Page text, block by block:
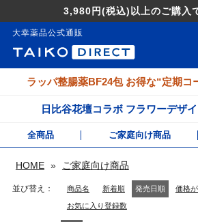
3,980円(税込) 以上のご購入
大幸薬品公式通販
ラッパ整腸薬BF24包 お得な“定期コ
日比谷花壇コラボ フラワーデザ
全商品 ご家庭向け商品
HOME » ご家庭向け商品
並び替え 商品名 新着順 発売日順 価格
お気に入り登録数